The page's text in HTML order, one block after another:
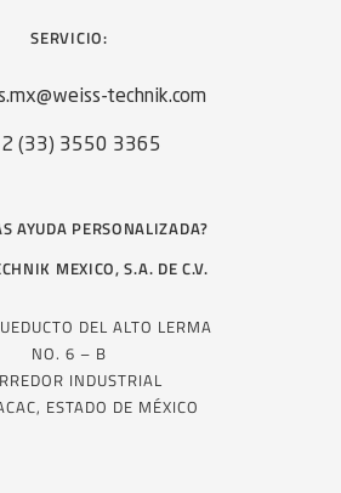
SERVICIO:
technik.com
(33) 3550 3365
AYUDA PERSONALIZADA?
MEXICO, S.A. DE C.V.
DEL ALTO LERMA
NO. 6 – B
INDUSTRIAL
ESTADO DE MÉXICO